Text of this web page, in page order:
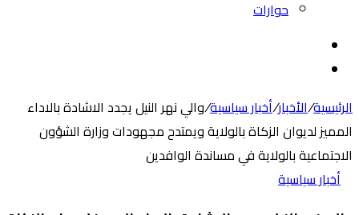
حوارات
الرئيسية/الأخبار/أخبار سياسية/والي نهر النيل يجدد الاشادة بالاداء
المميز لديوان الزكاة بالولاية ويمتدح مجهودات وزارة الشؤون
الاجتماعية بالولاية في مساندة الوافدين
أخبار سياسية